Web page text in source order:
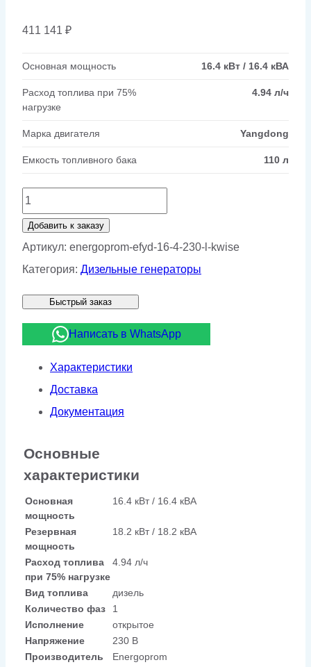
411 141 ₽
Основная мощность 16.4 кВт / 16.4 кВА
Расход топлива при 75%
нагрузке
4.94 л/ч
Марка двигателя Yangdong
Емкость топливного бака 110 л
Количество
товара
Дизельный
генератор
EFYD
16.4/230
(Kwise)
Добавить к заказу
Артикул: energoprom-efyd-16-4-230-l-kwise
Категория: Дизельные генераторы
Быстрый заказ
Написать в WhatsApp
Характеристики
Доставка
Документация
Основные
характеристики
Основная
мощность
16.4 кВт / 16.4 кВА
Резервная
мощность
18.2 кВт / 18.2 кВА
Расход топлива
при 75% нагрузке
4.94 л/ч
Вид топлива
дизель
Количество фаз
1
Исполнение
открытое
Напряжение
230 В
Производитель
Energoprom